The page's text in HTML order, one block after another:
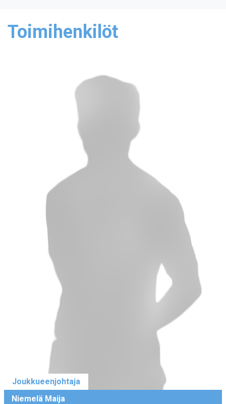
Toimihenkilöt
Joukkueenjohtaja
Niemelä Maija